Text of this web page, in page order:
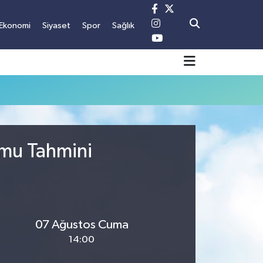
Ekonomi Siyaset Spor Sağlık
Tahmini
07 Ağustos Cuma
14:00